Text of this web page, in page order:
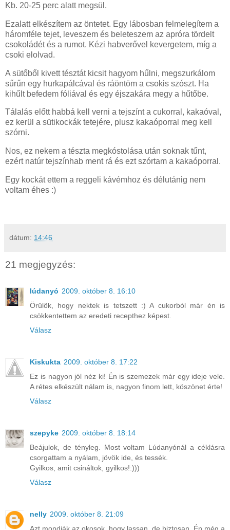
Kb. 20-25 perc alatt megsül.
Ezalatt elkészítem az öntetet. Egy lábosban felmelegítem a
háromféle tejet, leveszem és beleteszem az apróra tördelt
csokoládét és a rumot. Kézi habverővel kevergetem, míg a
csoki elolvad.
A sütőből kivett tésztát kicsit hagyom hűlni, megszurkálom
sűrűn egy hurkapálcával és ráöntöm a csokis szószt. Ha
kihűlt befedem fóliával és egy éjszakára megy a hűtőbe.
Tálalás előtt habbá kell verni a tejszínt a cukorral, kakaóval,
ez kerül a sütikockák tetejére, plusz kakaóporral meg kell
szórni.
Nos, ez nekem a tészta megkóstolása után soknak tűnt,
ezért natúr tejszínhab ment rá és ezt szórtam a kakaóporral.
Egy kockát ettem a reggeli kávémhoz és délutánig nem
voltam éhes :)
dátum: 14:46
21 megjegyzés:
lúdanyó 2009. október 8. 16:10
Örülök, hogy nektek is tetszett :) A cukorból már én is
csökkentettem az eredeti recepthez képest.
Válasz
Kiskukta 2009. október 8. 17:22
Ez is nagyon jól néz ki! Én is szemezek már egy ideje vele.
A rétes elkészült nálam is, nagyon finom lett, köszönet érte!
Válasz
szepyke 2009. október 8. 18:14
Beájulok, de tényleg. Most voltam Lúdanyónál a céklásra
csorgattam a nyálam, jövök ide, és tessék.
Gyilkos, amit csináltok, gyilkos!:)))
Válasz
nelly 2009. október 8. 21:09